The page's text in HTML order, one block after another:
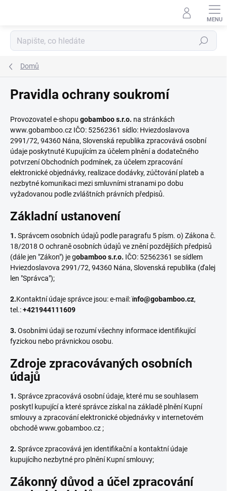
Hledat
Domů
Pravidla ochrany soukromí
Provozovatel e-shopu gobamboo s.r.o. na stránkách
www.gobamboo.cz IČO: 52562361 sídlo: Hviezdoslavova
2991/72, 94360 Nána, Slovenská republika zpracovává osobní
údaje poskytnuté Kupujícím za účelem plnění a dodatečného
potvrzení Obchodních podmínek, za účelem zpracování
elektronické objednávky, realizace dodávky, zúčtování plateb a
nezbytné komunikaci mezi smluvními stranami po dobu
vyžadovanou podle zvláštních právních předpisů.
Základní ustanovení
1. Správcem osobních údajů podle paragrafu 5 písm. o) Zákona č.
18/2018 O ochraně osobních údajů ve znění pozdějších předpisů
(dále jen "Zákon") je gobamboo s.r.o. IČO: 52562361 se sídlem
Hviezdoslavova 2991/72, 94360 Nána, Slovenská republika (ďalej
len "Správca");
2.Kontaktní údaje správce jsou: e-mail: ïnfo@gobamboo.cz,
tel.:+421944111609
3. Osobními údaji se rozumí všechny informace identifikující
fyzickou nebo právnickou osobu.
Zdroje zpracovávaných osobních
údajů
1. Správce zpracovává osobní údaje, které mu se souhlasem
poskytl kupující a které správce získal na základě plnění Kupní
smlouvy a zpracování elektronické objednávky v internetovém
obchodě www.gobamboo.cz ;
2. Správce zpracovává jen identifikační a kontaktní údaje
kupujícího nezbytné pro plnění Kupní smlouvy;
Zákonný důvod a účel zpracování